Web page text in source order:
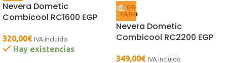
Nevera Dometic
Combicool RC1600 EGP
320,00€ IVA incluido
Hay existencias
AGO
TADO
Nevera Dometic
Combicool RC2200 EGP
349,00€ IVA incluido